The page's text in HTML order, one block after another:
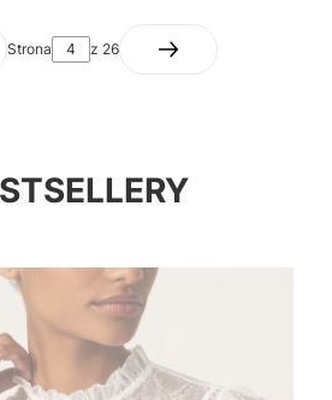
Strona z 26